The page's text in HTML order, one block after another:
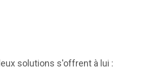
solutions s'offrent à lui :